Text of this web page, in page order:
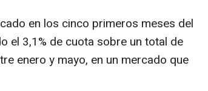
en los cinco primeros meses del
el 3,1% de cuota sobre un total de
enero y mayo, en un mercado que